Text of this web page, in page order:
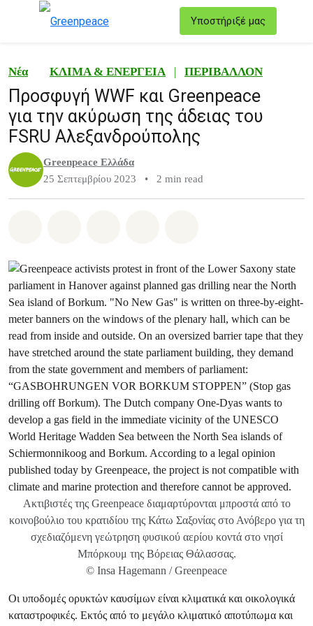
Υποστήριξέ μας
Νέα ΚΛΙΜΑ & ΕΝΕΡΓΕΙΑ | ΠΕΡΙΒΑΛΛΟΝ
Προσφυγή WWF και Greenpeace
για την ακύρωση της άδειας του
FSRU Αλεξανδρούπολης
Greenpeace Ελλάδα
25 Σεπτεμβρίου 2023
• 2 min read
Ακτιβιστές της Greenpeace διαμαρτύρονται μπροστά από το
κοινοβούλιο του κρατιδίου της Κάτω Σαξονίας στο Ανόβερο για τη
σχεδιαζόμενη γεώτρηση φυσικού αερίου κοντά στο νησί
Μπόρκουμ της Βόρειας Θάλασσας.
© Insa Hagemann / Greenpeace
Οι υποδομές ορυκτών καυσίμων είναι κλιματικά και οικολογικά
καταστροφικές. Εκτός από το μεγάλο κλιματικό αποτύπωμα και